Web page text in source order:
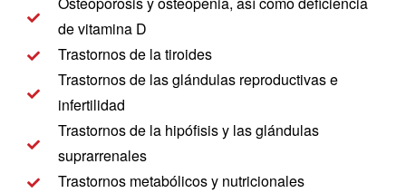
de vitamina D
Trastornos de la tiroides
Trastornos de las glándulas reproductivas e
infertilidad
Trastornos de la hipófisis y las glándulas
suprarrenales
Trastornos metabólicos y nutricionales